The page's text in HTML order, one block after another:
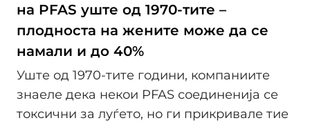
на PFAS уште од 1970-тите –
плодноста на жените може да се
намали и до 40%
Уште од 1970-тите години, компаниите
знаеле дека некои PFAS соединенија се
токсични за луѓето, но ги прикривале тие